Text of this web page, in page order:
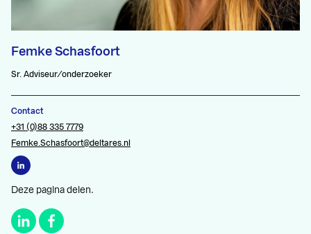
Femke Schasfoort
Sr. Adviseur/onderzoeker
Contact
+31 (0)88 335 7779
Femke.Schasfoort@deltares.nl
Deze pagina delen.